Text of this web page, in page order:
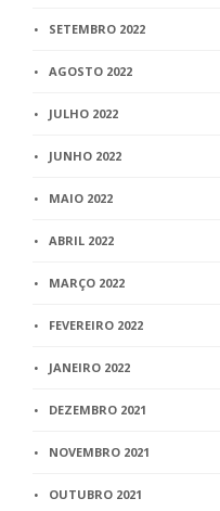
SETEMBRO 2022
AGOSTO 2022
JULHO 2022
JUNHO 2022
MAIO 2022
ABRIL 2022
MARÇO 2022
FEVEREIRO 2022
JANEIRO 2022
DEZEMBRO 2021
NOVEMBRO 2021
OUTUBRO 2021